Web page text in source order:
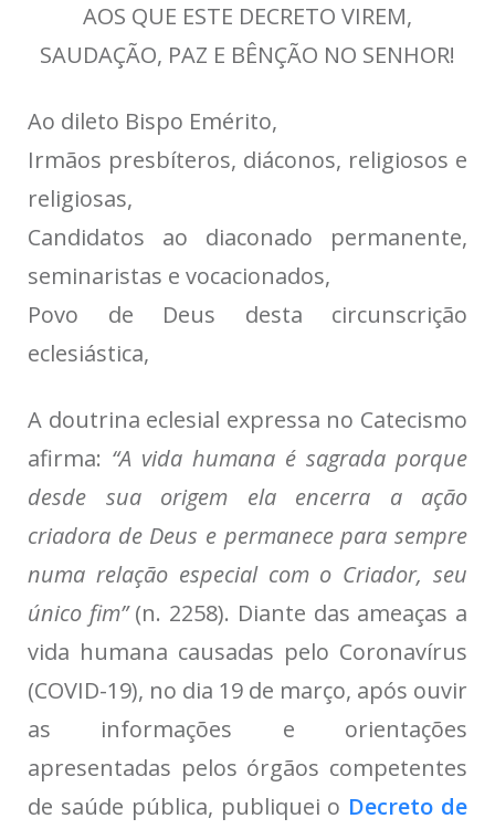
AOS QUE ESTE DECRETO VIREM,
SAUDAÇÃO, PAZ E BÊNÇÃO NO SENHOR!
Ao dileto Bispo Emérito,
Irmãos presbíteros, diáconos, religiosos e
religiosas,
Candidatos ao diaconado permanente,
seminaristas e vocacionados,
Povo de Deus desta circunscrição
eclesiástica,
A doutrina eclesial expressa no Catecismo
afirma: “A vida humana é sagrada porque
desde sua origem ela encerra a ação
criadora de Deus e permanece para sempre
numa relação especial com o Criador, seu
único fim”(n. 2258). Diante das ameaças a
vida humana causadas pelo Coronavírus
(COVID-19), no dia 19 de março, após ouvir
as informações e orientações
apresentadas pelos órgãos competentes
de saúde pública, publiquei o Decreto de